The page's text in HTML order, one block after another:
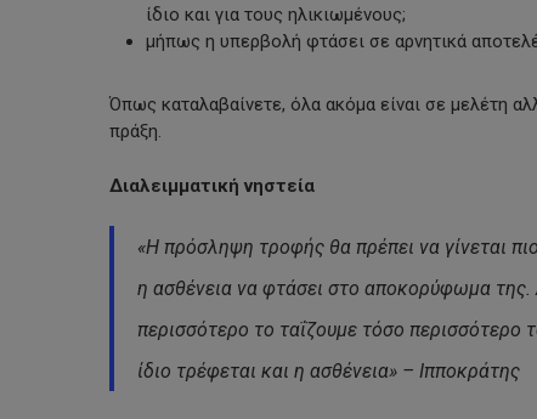
ίδιο και για τους ηλικιωμένους;
μήπως η υπερβολή φτάσει σε αρνητικά
Όπως καταλαβαίνετε, όλα ακόμα είναι σε μελέτη
πράξη.
Διαλειμματική νηστεία
«Η πρόσληψη τροφής θα πρέπει να γίνεται
η ασθένεια να φτάσει στο αποκορύφωμα
περισσότερο το ταΐζουμε τόσο
ίδιο τρέφεται και η ασθένεια» – Ιπποκράτης